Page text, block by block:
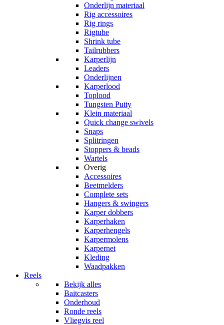
Onderlijn materiaal
Rig accessoires
Rig rings
Rigtube
Shrink tube
Tailrubbers
Karperlijn
Leaders
Onderlijnen
Karperlood
Toplood
Tungsten Putty
Klein materiaal
Quick change swivels
Snaps
Splitringen
Stoppers & beads
Wartels
Overig
Accessoires
Beetmelders
Complete sets
Hangers & swingers
Karper dobbers
Karperhaken
Karperhengels
Karpermolens
Karpernet
Kleding
Waadpakken
Reels
Bekijk alles
Baitcasters
Onderhoud
Ronde reels
Vliegvis reel